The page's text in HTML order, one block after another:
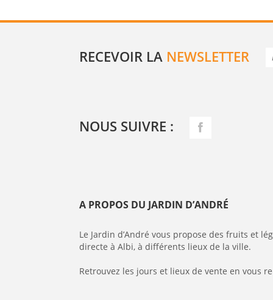
RECEVOIR LA NEWSLETTER
NOUS SUIVRE :
A PROPOS DU JARDIN D’ANDRÉ
Le Jardin d’André vous propose des fruits et
directe à Albi, à différents lieux de la ville.
Retrouvez les jours et lieux de vente en vous